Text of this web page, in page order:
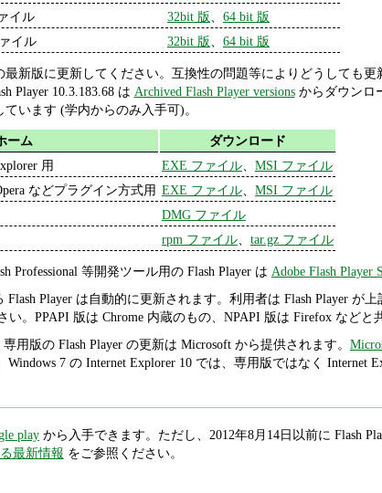
イル 32bit 版
64 bit 版
イル
32bit 版 64 bit 版
最新版に更新してください。互換性の問題等によりどうしても
Player 10.3.183.68 は Archived Flash Player versionsからダウンロ
います (学内からのみ入手可)。
ーム ダウンロード
用 EXE ファイル、 MSI ファイル
などプラグイン方式用 EXE ファイル、 MSI ファイル
DMG ファイル
rpm ファイル、 tar.gz ファイル
Professional 等開発ツール用の Flash Player は Adobe Flash Player
Flash Player は自動的に更新されます。利用者は Flash Player が
い。PPAPI 版は Chrome 内蔵のもの、NPAPI 版は Firefox などと
用版の Flash Player の更新は Microsoft から提供されます。
7 の Internet Explorer 10 では、専用版ではなく Internet
playから入手できます。ただし、2012年8月14日以前に Flash
最新情報 をご参照ください。